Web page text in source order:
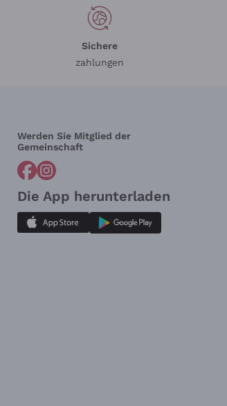
Sichere
zahlungen
Werden Sie Mitglied der
Gemeinschaft
Die App herunterladen